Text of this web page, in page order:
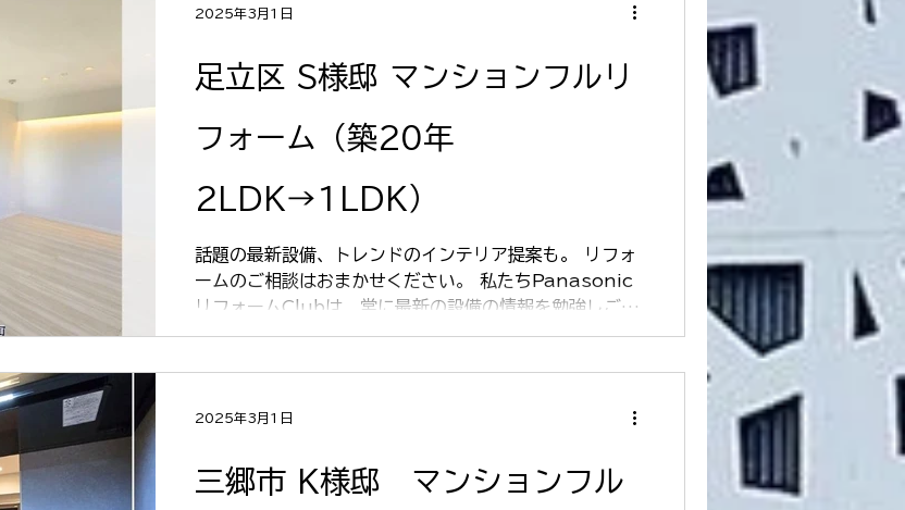
足立区 S様邸 マンションフルリ
フォーム（築20年
2LDK→1LDK）
話題の最新設備、トレンドのインテリア提案も。 リフォ
ームのご相談はおまかせください。 私たちPanasonic
リフォームClubは、常に最新の設備の情報を勉強しご提
案しています。 全国規模のリフォームコンテストでノウ
2025年3月1日
三郷市 K様邸 マンションフル
2025年3月1日